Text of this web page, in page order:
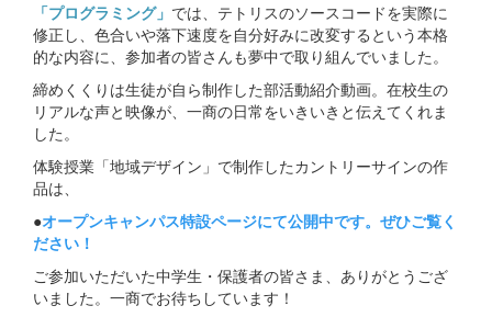
「プログラミング」 では、テトリスのソースコードを実際に
修正し、色合いや落下速度を自分好みに改変するという本格
的な内容に、参加者の皆さんも夢中で取り組んでいました。
締めくくりは生徒が自ら制作した部活動紹介動画。在校生の
リアルな声と映像が、一商の日常をいきいきと伝えてくれま
した。
体験授業「地域デザイン」で制作したカントリーサインの作
品は、
●オープンキャンパス特設ページにて公開中です。ぜひご覧く
ださい！
ご参加いただいた中学生・保護者の皆さま、ありがとうござ
いました。一商でお待ちしています！